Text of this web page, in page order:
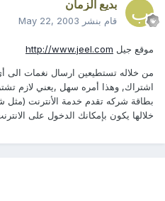
بديع الزمان
قام بنشر May 22, 2003
موقع جيل http://www.jeel.com
من خلاله تستطيعين ارسال نغمات الى
اشتراك, وهذا أمره سهل ,يعني لازم
بطاقة شركه تقدم خدمة الأنترنت (مثل
خلالها يكون بإمكانك الدخول على